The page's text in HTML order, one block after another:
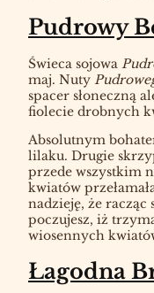
Pudrowy
Świeca sojowa
maj. Nuty
spacer słoneczną
fiolecie drobnych
Absolutnym
lilaku. Drugie
przede wszystkim
kwiatów
nadzieję, że racząc
poczujesz, iż
wiosennych
Łagodna